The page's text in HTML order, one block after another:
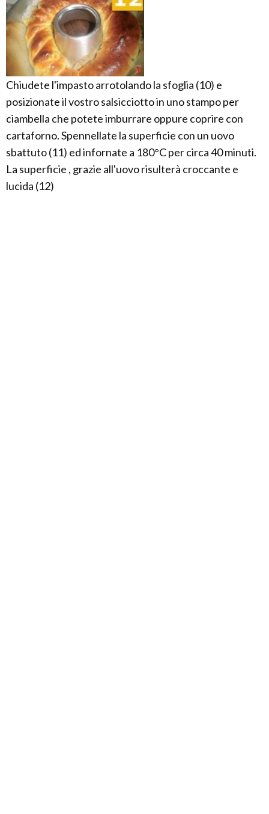
Chiudete l'impasto arrotolando la sfoglia (10) e
posizionate il vostro salsicciotto in uno stampo per
ciambella che potete imburrare oppure coprire con
cartaforno. Spennellate la superficie con un uovo
sbattuto (11) ed infornate a 180°C per circa 40 minuti.
La superficie , grazie all'uovo risulterà croccante e
lucida (12)